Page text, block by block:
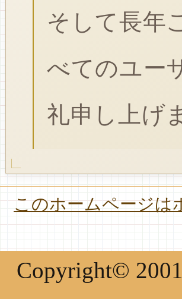
そして長年
べてのユー
礼申し上げ
このホームページは
Copyright©